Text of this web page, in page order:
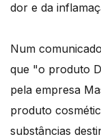
dor e da
Num
que "o produto
pela empresa
produto
substâncias